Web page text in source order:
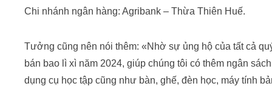
Chi nhánh ngân hàng: Agribank – Thừa Thiên Huế.
Tưởng cũng nên nói thêm: «Nhờ sự ủng hộ của tất cả
bán bao lì xì năm 2024, giúp chúng tôi có thêm ngân
dụng cụ học tập cũng như bàn, ghế, đèn học, máy tính